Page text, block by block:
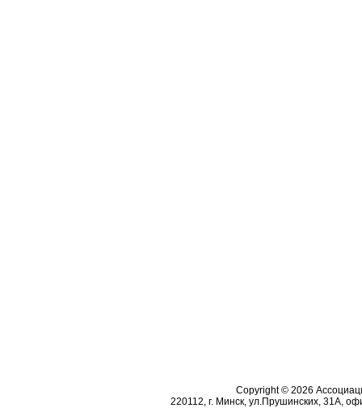
Copyright © 2026
220112, г. Минск, ул.Прушинских, 31А,